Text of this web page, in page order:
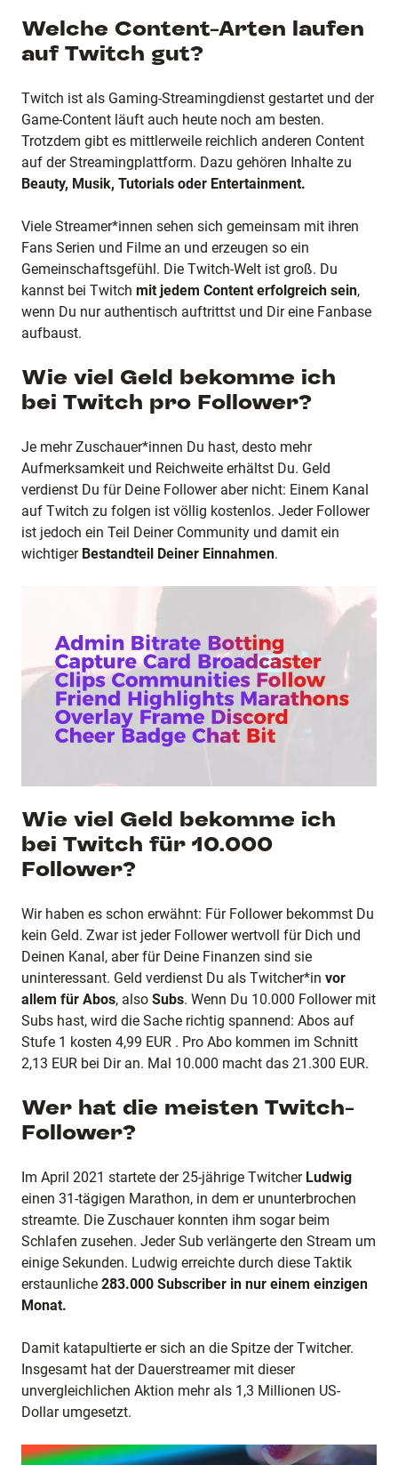
Welche Content-Arten laufen
auf Twitch gut?
Twitch ist als Gaming-Streamingdienst gestartet und der
Game-Content läuft auch heute noch am besten.
Trotzdem gibt es mittlerweile reichlich anderen Content
auf der Streamingplattform. Dazu gehören Inhalte zu
Beauty, Musik, Tutorials oder Entertainment.
Viele Streamer*innen sehen sich gemeinsam mit ihren
Fans Serien und Filme an und erzeugen so ein
Gemeinschaftsgefühl. Die Twitch-Welt ist groß. Du
kannst bei Twitch mit jedem Content erfolgreich sein,
wenn Du nur authentisch auftrittst und Dir eine Fanbase
aufbaust.
Wie viel Geld bekomme ich
bei Twitch pro Follower?
Je mehr Zuschauer*innen Du hast, desto mehr
Aufmerksamkeit und Reichweite erhältst Du. Geld
verdienst Du für Deine Follower aber nicht: Einem Kanal
auf Twitch zu folgen ist völlig kostenlos. Jeder Follower
ist jedoch ein Teil Deiner Community und damit ein
wichtiger Bestandteil Deiner Einnahmen.
Wie viel Geld bekomme ich
bei Twitch für 10.000
Follower?
Wir haben es schon erwähnt: Für Follower bekommst Du
kein Geld. Zwar ist jeder Follower wertvoll für Dich und
Deinen Kanal, aber für Deine Finanzen sind sie
uninteressant. Geld verdienst Du als Twitcher*in vor
allem für Abos, also Subs. Wenn Du 10.000 Follower mit
Subs hast, wird die Sache richtig spannend: Abos auf
Stufe 1 kosten 4,99 EUR . Pro Abo kommen im Schnitt
2,13 EUR bei Dir an. Mal 10.000 macht das 21.300 EUR.
Wer hat die meisten Twitch-
Follower?
Im April 2021 startete der 25-jährige Twitcher Ludwig
einen 31-tägigen Marathon, in dem er ununterbrochen
streamte. Die Zuschauer konnten ihm sogar beim
Schlafen zusehen. Jeder Sub verlängerte den Stream um
einige Sekunden. Ludwig erreichte durch diese Taktik
erstaunliche 283.000 Subscriber in nur einem einzigen
Monat.
Damit katapultierte er sich an die Spitze der Twitcher.
Insgesamt hat der Dauerstreamer mit dieser
unvergleichlichen Aktion mehr als 1,3 Millionen US-
Dollar umgesetzt.